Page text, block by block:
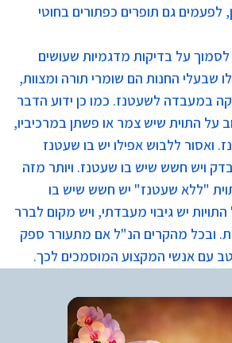
לפעמים גם תופרים כפתורים בחוטי
על בדיקות מדגמיות שעושים
שבעלי החנות הם שומרי תורה ומצוות,
במעבדה לשעטנז. כמו כן ידוע הדבר
על התוית שיש צמר או פשתן במרכיביו,
ואסור ללבוש אפילו יש בו שעטנז
ויש חשש שיש בו שעטנז. ויותר מזה
"ללא שעטנז" יש חשש שיש בו
יש גיבוי מעבדתי, ויש מקום לברר
ובכל מהקרים הנ"ל אם מתעורר ספק
עם אנשי המקצוע המוסמכים לכך.